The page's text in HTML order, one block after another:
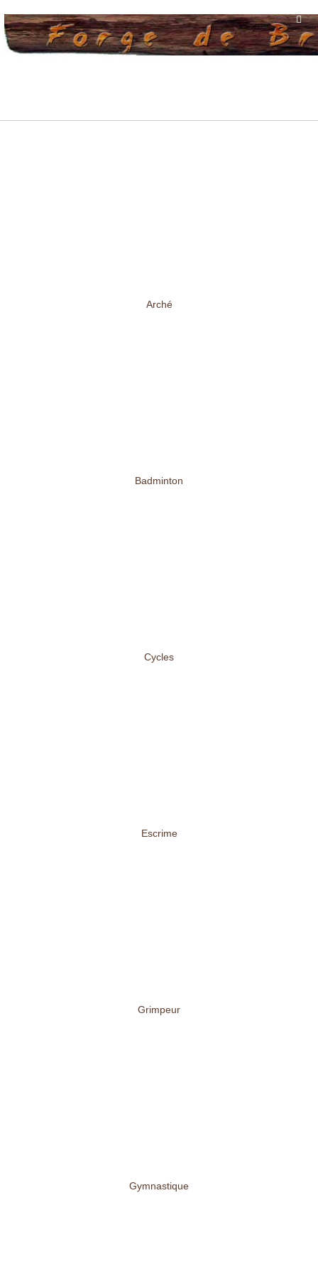
Arché
Badminton
Cycles
Escrime
Grimpeur
Gymnastique